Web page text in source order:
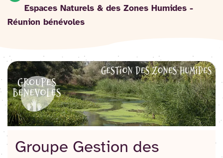
Espaces Naturels & des Zones Humides -
Réunion bénévoles
Groupe Gestion des